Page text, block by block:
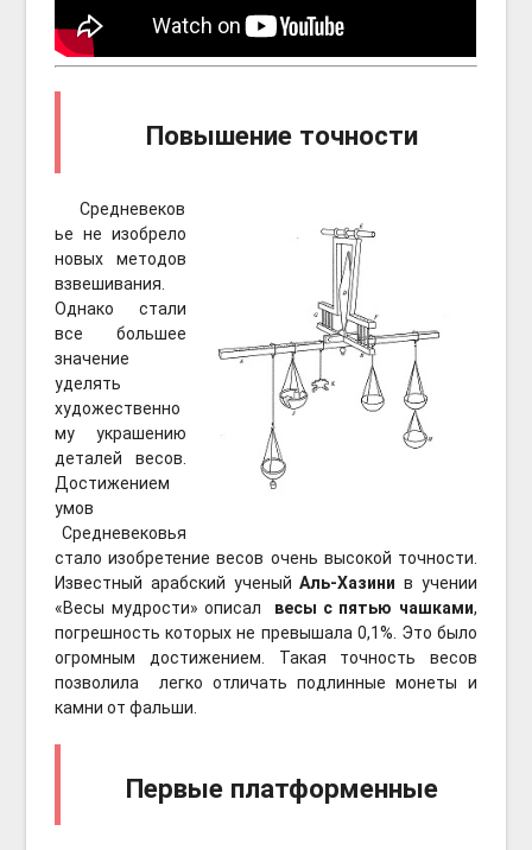
Повышение точности
Средневеков
ье не изобрело
новых методов
взвешивания.
Однако стали
все большее
значение
уделять
художественно
му украшению
деталей весов.
Достижением
умов
Средневековья
стало изобретение весов очень высокой точности.
Известный арабский ученыйАль-Хазини в учении
«Весы мудрости» описал
весы с пятью чашками,
погрешность которых не превышала 0,1%. Это было
огромным достижением. Такая точность весов
позволила легко отличать подлинные монеты и
камни от фальши.
Первые платформенные